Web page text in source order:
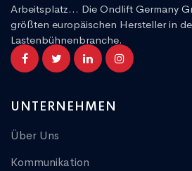
Arbeitsplatz... Die Ondlift Germany
größten europäischen Hersteller in
Lastenbühnenbranche.
UNTERNEHMEN
Über Uns
Kommunikation